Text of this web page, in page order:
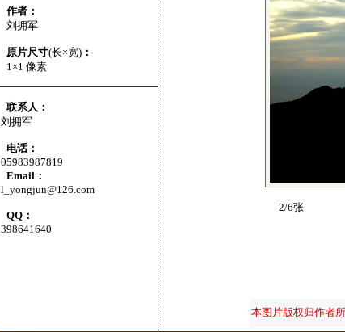
作者：
刘拥军
原片尺寸(长×宽) ：
1×1 像素
联系人：
刘拥军
电话：
05983987819
Email：
l_yongjun@126.com
QQ：
398641640
2/6张
本图片版权归作者